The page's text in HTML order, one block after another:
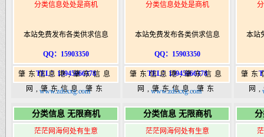
分类信息处处是商机
本站免费发布各类供求信息
QQ：15903350
TEL：15945066378
肇东信息港,肇东信息
网,肇东信息,肇东
港|www.zhaodongshi.com
www.zdsxxg.com
分类信息处处是商机
本站免费发布各类供求信息
QQ：15903350
TEL：15945066378
肇东信息港,肇东信息
网,肇东信息,肇东
港|www.zhaodongshi.com
www.zdsxxg.com
本站
肇东
网
港
分类信息 无限商机
茫茫网海何处有生意
分类信息 无限商机
茫茫网海何处有生意